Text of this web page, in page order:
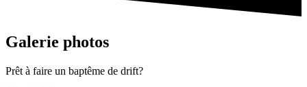
Galerie photos
Prêt à faire un baptême de drift?